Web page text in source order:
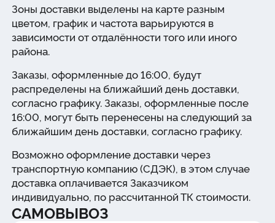
Зоны доставки выделены на карте разным
цветом, график и частота варьируются в
зависимости от отдалённости того или иного
района.
Заказы, оформленные до 16:00, будут
распределены на ближайший день доставки,
согласно графику. Заказы, оформленные после
16:00, могут быть перенесены на следующий за
ближайшим день доставки, согласно графику.
Возможно оформление доставки через
транспортную компанию (СДЭК), в этом случае
доставка оплачивается Заказчиком
индивидуально, по рассчитанной ТК стоимости.
САМОВЫВОЗ